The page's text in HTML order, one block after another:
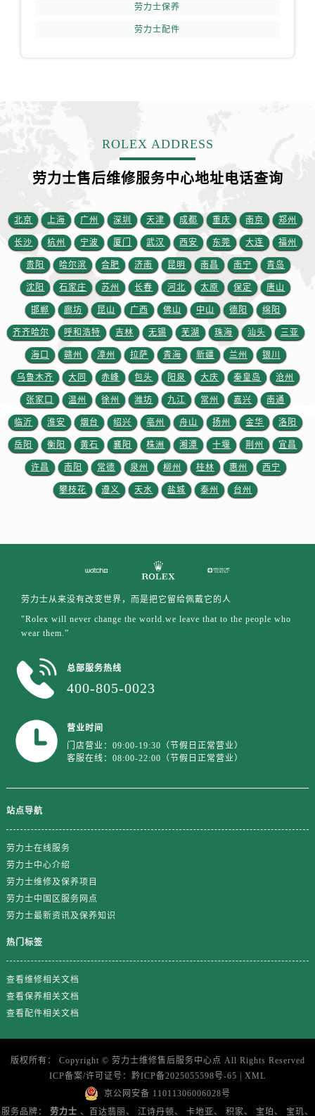
安徽省六安市金安区解放中路售后服务中心（需提前预约）
福建省龙岩市新罗区九一南路售后服务中心（需提前预约）
福建省宁德市蕉城区天湖东路售后服务中心（需提前预约）
福建省莆田市城厢区霞林街道荔华东大道售后服务中心（需提前预约）
福建省三明市三元区东乾二路售后服务中心（需提前预约）
福建省漳州市龙文区步港路售后服务中心（需提前预约）
江苏省常州市新北区龙锦路1590号现代传媒中心5号楼10层1008室售后服务中心（需提前预约）
江苏省淮安市清江浦区淮海北路售后服务中心（需提前预约）
江苏省连云港市海州区通灌北路售后服务中心（需提前预约）
江苏省南京市秦淮区中山南路1号南京中心22层22-C1-C3室售后服务中心（需提前预约）
江苏省宿迁市宿城区西湖路售后服务中心（需提前预约）
江苏省泰州市海陵区永定东路399号置地商务中心东塔（华润万象城）17层1706室售后服务中心（需提前预约）
江苏省徐州市鼓楼区淮海东路29号苏宁广场IFC国际金融中心35层3508室售后服务中心（需提前预约）
江苏省盐城市盐都区世纪大道5号盐城金融城写字楼1号楼16层1604室售后服务中心（需提前预约）
江苏省扬州市邗江区国展路29号星耀天地写字楼1号楼18层1803室售后服务中心（需提前预约）
江苏省镇江市京口区中山东路售后服务中心（需提前预约）
山东省莱芜市文化南路8号银座商城名表维修一楼名表维修售后服务中心（需提前预约）
上海市徐汇区虹桥路3号港汇中心2座37层3705室售后服务中心（需提前预约）
浙江省丽水市莲都区解放街售后服务中心（需提前预约）
劳力士保养
劳力士配件
ROLEX ADDRESS
劳力士售后维修服务中心地址电话查询
北京 上海 广州 深圳 天津 成都 重庆 南京 郑州
长沙 杭州 宁波 厦门 武汉 西安 东莞 大连 福州
贵阳 哈尔滨 合肥 济南 昆明 南昌 南宁 青岛
沈阳 石家庄 苏州 长春 河北 太原 保定 唐山
邯郸 廊坊 昆山 广西 佛山 中山 德阳 绵阳
齐齐哈尔 呼和浩特 吉林 无锡 芜湖 珠海 汕头 三亚
海口 赣州 漳州 拉萨 青海 新疆 兰州 银川
乌鲁木齐 大同 赤峰 包头 阳泉 大庆 秦皇岛 沧州
张家口 温州 徐州 潍坊 九江 常州 嘉兴 南通
临沂 淮安 烟台 绍兴 亳州 舟山 扬州 金华 洛阳
岳阳 衡阳 黄石 襄阳 株洲 湘潭 十堰 荆州 宜昌
许昌 南阳 常德 泉州 柳州 桂林 惠州 西宁
攀枝花 遵义 天水 盐城 泰州 台州
劳力士从来没有改变世界，而是把它留给佩戴它的人
"Rolex will never change the world.we leave that to the people who
wear them.”
总部服务热线
400-805-0023
营业时间
门店营业：09:00-19:30（节假日正常营业）
客服在线：08:00-22:00（节假日正常营业）
站点导航
劳力士在线服务
劳力士中心介绍
劳力士维修及保养项目
劳力士中国区服务网点
劳力士最新资讯及保养知识
热门标签
查看维修相关文档
查看保养相关文档
查看配件相关文档
版权所有： Copyright © 劳力士维修售后服务中心点 All Rights Reserved
ICP备案/许可证号： 黔ICP备2025055598号-65 | XML
京公网安备 11011306006028号
服务品牌： 劳力士 、百达翡丽、 江诗丹顿、 卡地亚、 积家、 宝珀、 宝玑、